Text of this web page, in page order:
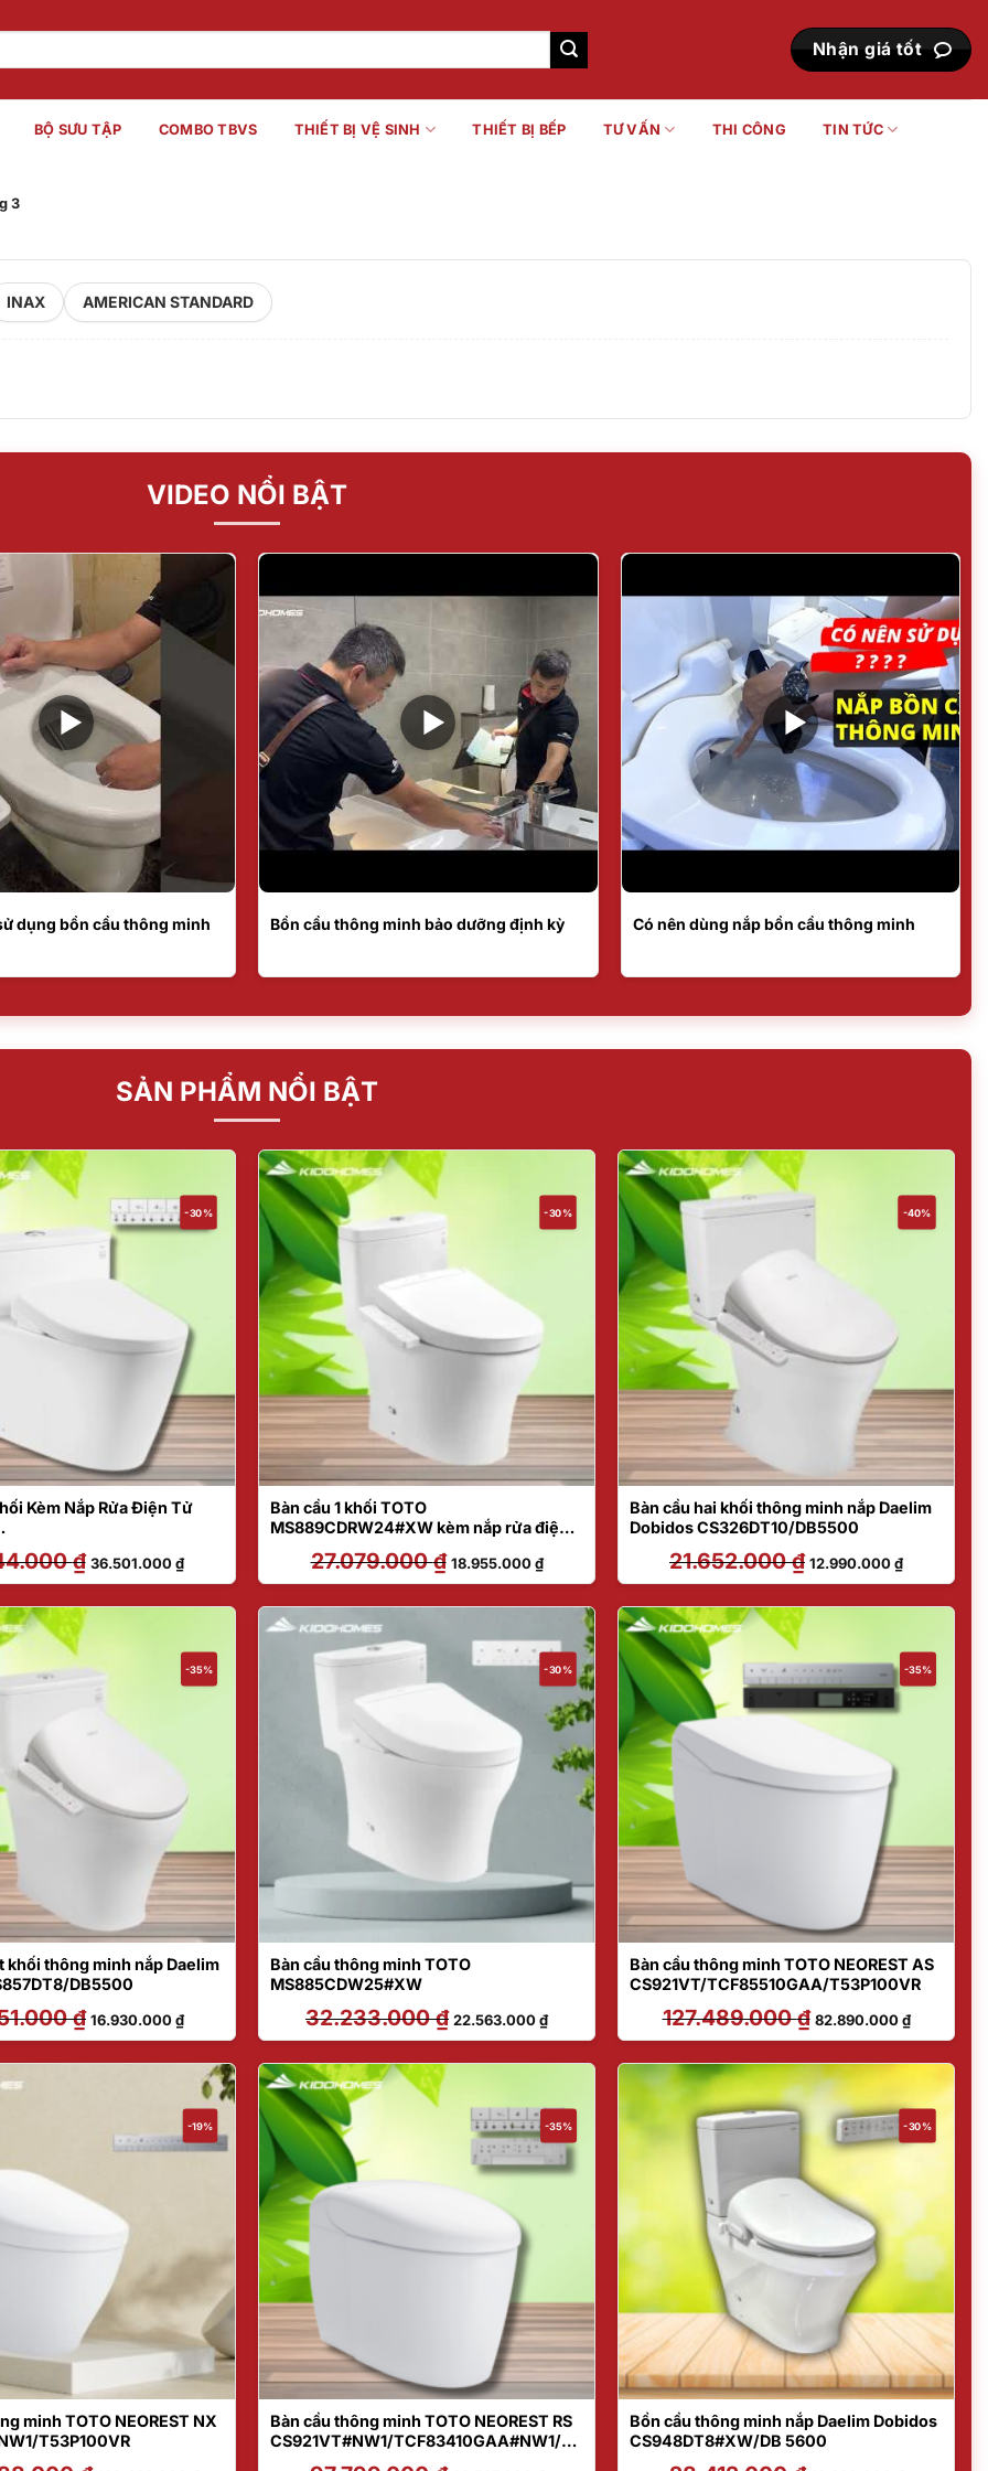
Nhận giá tốt
BỘ SƯU TẬP COMBO TBVS THIẾT BỊ VỆ SINH THIẾT BỊ BẾP TƯ VẤN THI CÔNG TIN TỨC
3
INAX AMERICAN STANDARD
VIDEO NỔI BẬT
dụng bồn cầu thông minh Bồn cầu thông minh bảo dưỡng định kỳ Có nên dùng nắp bồn cầu thông minh
SẢN PHẨM NỔI BẬT
-30%
Kèm Nắp Rửa Điện Tử
₫ Giá
gốc
là:
36.501.000₫Giá
hiện
tại
36.501.000 ₫.
-30%
Bàn cầu 1 khối TOTO
MS889CDRW24#XW kèm nắp rửa điện
(loại giấu dây)
27.079.000₫ Giá
gốc
là:
18.955.000₫Giá
hiện
tại
18.955.000 ₫.
-40%
Bàn cầu hai khối thông minh nắp Daelim
Dobidos CS326DT10/DB5500
21.652.000₫ Giá
gốc
là:
12.990.000₫Giá
hiện
tại
12.990.000
-35%
khối thông minh nắp Daelim
DB5500
₫ Giá
gốc
là:
16.930.000₫Giá
hiện
tại
16.930.000 ₫.
-30%
Bàn cầu thông minh TOTO
MS885CDW25#XW
32.233.000₫ Giá
gốc
là:
22.563.000₫Giá
hiện
tại
22.563.000 ₫.
-35%
Bàn cầu thông minh TOTO NEOREST AS
CS921VT/TCF85510GAA/T53P100VR
127.489.000₫ Giá
gốc
là:
82.890.000₫Giá
hiện
tại
-19%
minh TOTO NEOREST NX
T53P100VR
-35%
Bàn cầu thông minh TOTO NEOREST RS
CS921VT#NW1/TCF83410GAA#NW1/T5
-30%
Bồn cầu thông minh nắp Daelim Dobidos
CS948DT8#XW/DB 5600